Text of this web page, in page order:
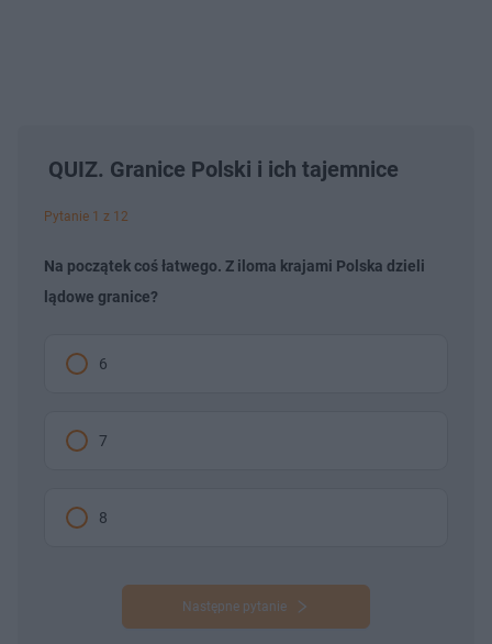
QUIZ. Granice Polski i ich tajemnice
Pytanie 1 z 12
Na początek coś łatwego. Z iloma krajami Polska dzieli
lądowe granice?
6
7
8
Następne pytanie